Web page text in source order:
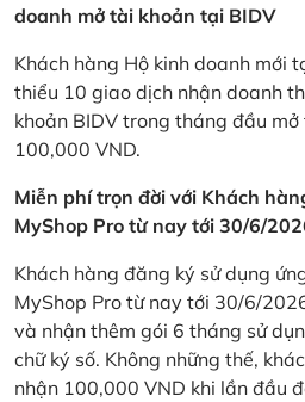
doanh mở tài khoản tại BIDV
Khách hàng Hộ kinh doanh mới
thiểu 10 giao dịch nhận doanh
khoản BIDV trong tháng đầu
100,000 VND.
Miễn phí trọn đời với Khách
MyShop Pro từ nay tới 30/6/
Khách hàng đăng ký sử dụng
MyShop Pro từ nay tới 30/6/
và nhận thêm gói 6 tháng sử
chữ ký số. Không những thế,
nhận 100,000 VND khi lần đầu